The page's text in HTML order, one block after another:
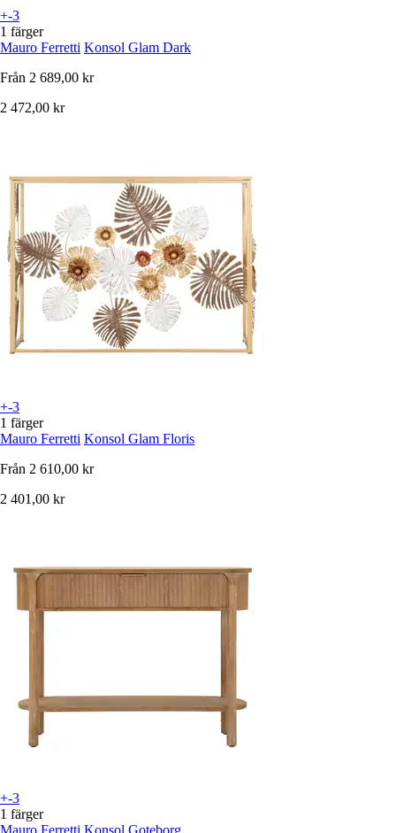
+-3
1 färger
Mauro Ferretti Konsol Glam Dark
Från 2 689,00 kr
2 472,00 kr
+-3
1 färger
Mauro Ferretti Konsol Glam Floris
Från 2 610,00 kr
2 401,00 kr
+-3
1 färger
Mauro Ferretti Konsol Goteborg